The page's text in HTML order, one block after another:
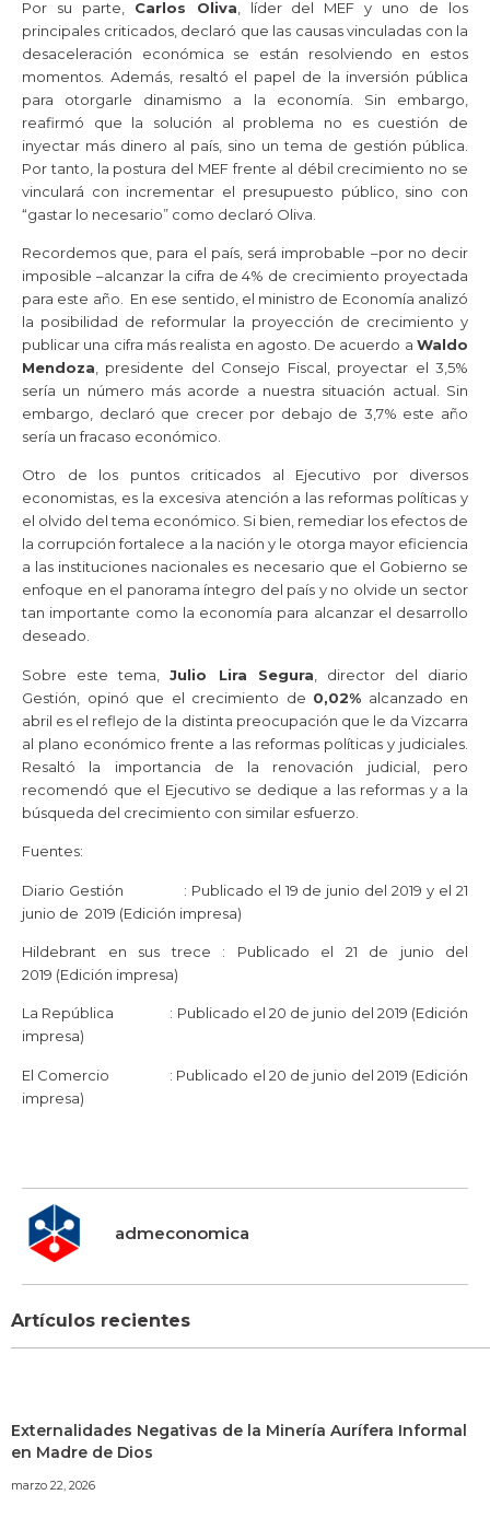
Por su parte, Carlos Oliva , líder del MEF y uno de los
principales criticados, declaró que las causas vinculadas con la
desaceleración económica se están resolviendo en estos
momentos. Además, resaltó el papel de la inversión pública
para otorgarle dinamismo a la economía. Sin embargo,
reafirmó que la solución al problema no es cuestión de
inyectar más dinero al país, sino un tema de gestión pública.
Por tanto, la postura del MEF frente al débil crecimiento no se
vinculará con incrementar el presupuesto público, sino con
“gastar lo necesario” como declaró Oliva.
Recordemos que, para el país, será improbable –por no decir
imposible –alcanzar la cifra de 4% de crecimiento proyectada
para este año. En ese sentido, el ministro de Economía analizó
la posibilidad de reformular la proyección de crecimiento y
publicar una cifra más realista en agosto. De acuerdo a Waldo
Mendoza , presidente del Consejo Fiscal, proyectar el 3,5%
sería un número más acorde a nuestra situación actual. Sin
embargo, declaró que crecer por debajo de 3,7% este año
sería un fracaso económico.
Otro de los puntos criticados al Ejecutivo por diversos
economistas, es la excesiva atención a las reformas políticas y
el olvido del tema económico. Si bien, remediar los efectos de
la corrupción fortalece a la nación y le otorga mayor eficiencia
a las instituciones nacionales es necesario que el Gobierno se
enfoque en el panorama íntegro del país y no olvide un sector
tan importante como la economía para alcanzar el desarrollo
deseado.
Sobre este tema,Julio Lira Segura , director del diario
Gestión, opinó que el crecimiento de 0,02% alcanzado en
abril es el reflejo de la distinta preocupación que le da Vizcarra
al plano económico frente a las reformas políticas y judiciales.
Resaltó la importancia de la renovación judicial, pero
recomendó que el Ejecutivo se dedique a las reformas y a la
búsqueda del crecimiento con similar esfuerzo.
Fuentes:
Diario Gestión : Publicado el 19 de junio del 2019 y el 21
junio de 2019 (Edición impresa)
Hildebrant en sus trece : Publicado el 21 de junio del
2019 (Edición impresa)
La República : Publicado el 20 de junio del 2019 (Edición
impresa)
El Comercio : Publicado el 20 de junio del 2019 (Edición
impresa)
admeconomica
Artículos recientes
Externalidades Negativas de la Minería Aurífera Informal
en Madre de Dios
marzo 22, 2026